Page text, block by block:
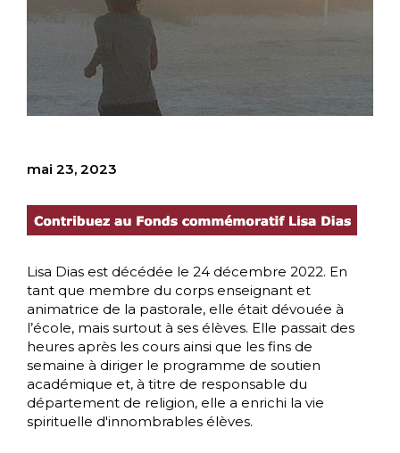
mai 23, 2023
Lisa Dias est décédée le 24 décembre 2022. En
tant que membre du corps enseignant et
animatrice de la pastorale, elle était dévouée à
l’école, mais surtout à ses élèves. Elle passait des
heures après les cours ainsi que les fins de
semaine à diriger le programme de soutien
académique et, à titre de responsable du
département de religion, elle a enrichi la vie
spirituelle d'innombrables élèves.